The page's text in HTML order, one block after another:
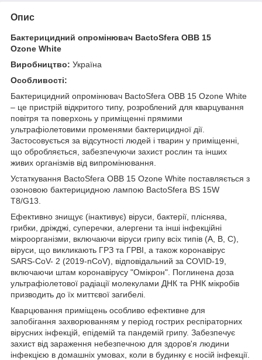
Опис
Бактерицидний опромінювач BactoSfera OBB 15
Ozone White
Виробництво: Україна
Особливості:
Бактерицидний опромінювач BactoSfera OBB 15 Ozone White
– це пристрій відкритого типу, розроблений для кварцування
повітря та поверхонь у приміщенні прямими
ультрафіолетовими променями бактерицидної дії.
Застосовується за відсутності людей і тварин у приміщенні,
що обробляється, забезпечуючи захист рослин та інших
живих організмів від випромінювання.
Устаткування BactoSfera OBB 15 Ozone White поставляється з
озоновою бактерицидною лампою BactoSfera BS 15W
T8/G13.
Ефективно знищує (інактивує) віруси, бактерії, пліснява,
грибки, дріжджі, суперечки, алергени та інші інфекційні
мікроорганізми, включаючи віруси грипу всіх типів (A, B, C),
віруси, що викликають ГРЗ та ГРВІ, а також коронавірус
SARS-CoV- 2 (2019-nCoV), відповідальний за COVID-19,
включаючи штам коронавірусу "Омікрон". Поглинена доза
ультрафіолетової радіації молекулами ДНК та РНК мікробів
призводить до їх миттєвої загибелі.
Кварцювання приміщень особливо ефективне для
запобігання захворюванням у період гострих респіраторних
вірусних інфекцій, епідемій та пандемій грипу. Забезпечує
захист від зараження небезпечною для здоров'я людини
інфекцією в домашніх умовах, коли в будинку є носій інфекції.